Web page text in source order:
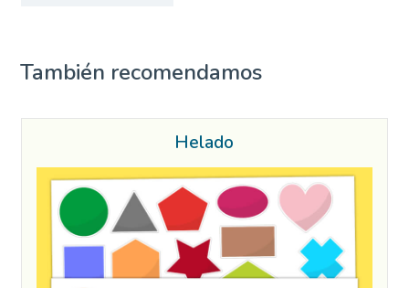
También recomendamos
Helado